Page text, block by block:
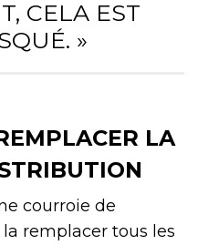
CELA EST
»
LA
courroie de
remplacer tous les